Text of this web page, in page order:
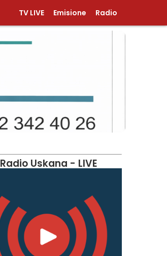
TV LIVE Emisione Radio
Radio Uskana - LIVE